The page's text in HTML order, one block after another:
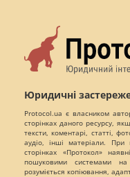
Юридичні
Protocol.ua є власником
сторінках даного ресурсу,
тексти, коментарі, статті,
аудіо, інші матеріали. При
сторінках «Протокол»
пошуковими системами
розуміється копіювання,